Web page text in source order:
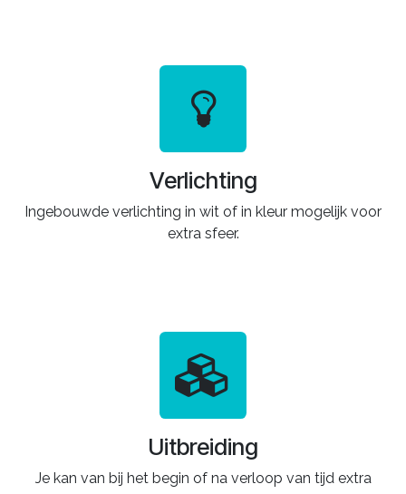
Verlichting
Ingebouwde verlichting in wit of in kleur mogelijk voor
extra sfeer.
Uitbreiding
Je kan van bij het begin of na verloop van tijd extra